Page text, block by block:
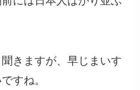
きますが、早じまいす
すね。